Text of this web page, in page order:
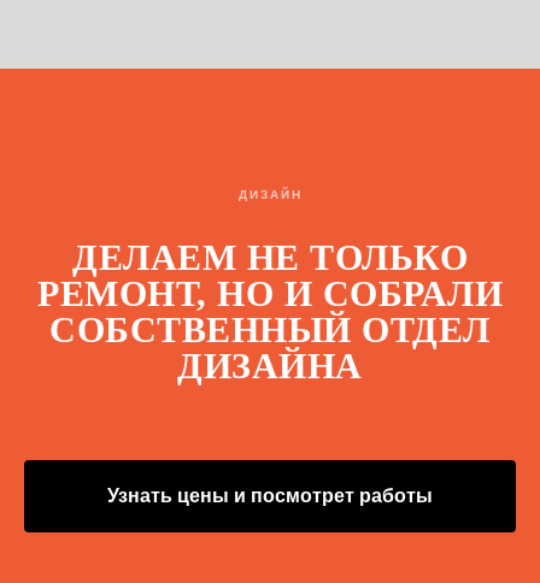
ДИЗАЙН
ДЕЛАЕМ НЕ ТОЛЬКО
РЕМОНТ, НО И СОБРАЛИ
СОБСТВЕННЫЙ ОТДЕЛ
ДИЗАЙНА
Узнать цены и посмотрет работы